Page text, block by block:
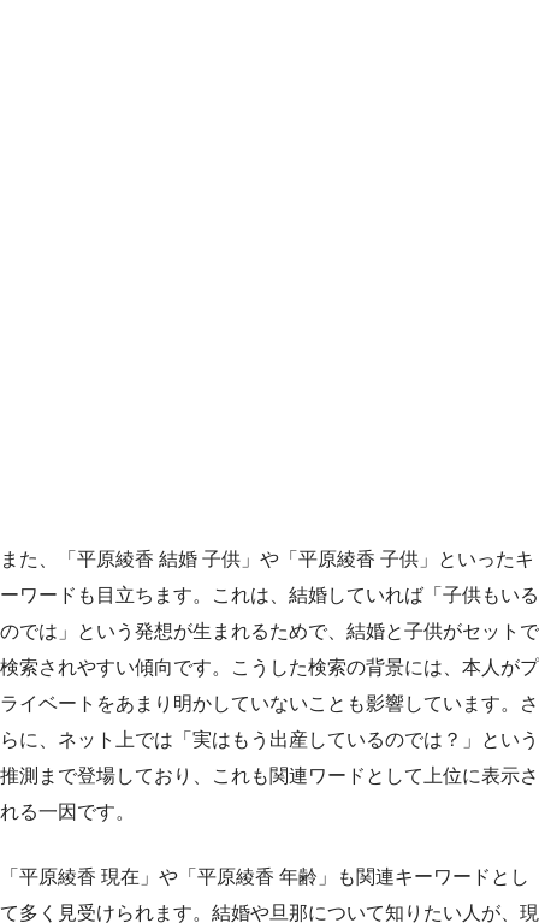
また、「平原綾香 結婚 子供」や「平原綾香 子供」といったキ
ーワードも目立ちます。これは、結婚していれば「子供もいる
のでは」という発想が生まれるためで、結婚と子供がセットで
検索されやすい傾向です。こうした検索の背景には、本人がプ
ライベートをあまり明かしていないことも影響しています。さ
らに、ネット上では「実はもう出産しているのでは？」という
推測まで登場しており、これも関連ワードとして上位に表示さ
れる一因です。
「平原綾香 現在」や「平原綾香 年齢」も関連キーワードとし
て多く見受けられます。結婚や旦那について知りたい人が、現